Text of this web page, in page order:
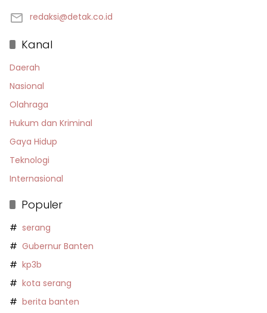
redaksi@detak.co.id
Kanal
Daerah
Nasional
Olahraga
Hukum dan Kriminal
Gaya Hidup
Teknologi
Internasional
Populer
serang
Gubernur Banten
kp3b
kota serang
berita banten